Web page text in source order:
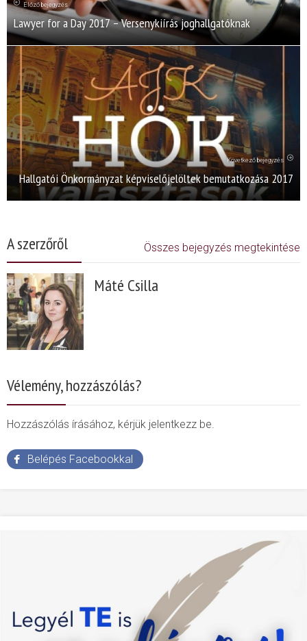
Előző bejegyzés
Lawyer for a Day 2017 – Versenykiírás joghallgatóknak
Következő bejegyzés
Hallgatói Önkormányzat képviselőjelöltek bemutatkozása 2017
A szerzőről Összes bejegyzés megtekintése
Máté Csilla
Vélemény, hozzászólás?
Hozzászólás írásához, kérjük jelentkezz be.
Belépés Facebookkal